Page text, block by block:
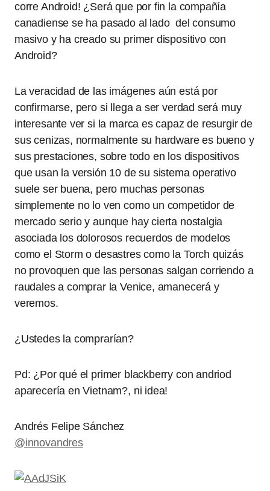
corre Android! ¿Será que por fin la compañía
canadiense se ha pasado al lado del consumo
masivo y ha creado su primer dispositivo con
Android?
La veracidad de las imágenes aún está por
confirmarse, pero si llega a ser verdad será muy
interesante ver si la marca es capaz de resurgir de
sus cenizas, normalmente su hardware es bueno y
sus prestaciones, sobre todo en los dispositivos
que usan la versión 10 de su sistema operativo
suele ser buena, pero muchas personas
simplemente no lo ven como un competidor de
mercado serio y aunque hay cierta nostalgia
asociada los dolorosos recuerdos de modelos
como el Storm o desastres como la Torch quizás
no provoquen que las personas salgan corriendo a
raudales a comprar la Venice, amanecerá y
veremos.
¿Ustedes la comprarían?
Pd: ¿Por qué el primer blackberry con andriod
aparecería en Vietnam?, ni idea!
Andrés Felipe Sánchez
@innovandres